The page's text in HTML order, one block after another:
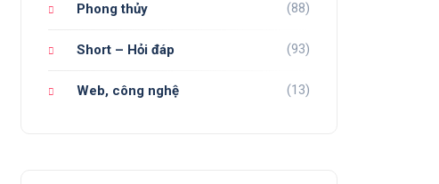
Phong thủy (88)
Short – Hỏi đáp (93)
Web, công nghệ (13)